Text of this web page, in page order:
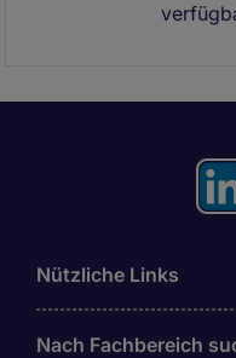
Nützliche Links
Nach Fachbereich